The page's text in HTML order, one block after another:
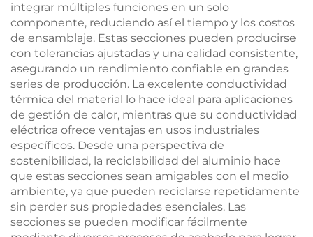
integrar múltiples funciones en un solo
componente, reduciendo así el tiempo y los costos
de ensamblaje. Estas secciones pueden producirse
con tolerancias ajustadas y una calidad consistente,
asegurando un rendimiento confiable en grandes
series de producción. La excelente conductividad
térmica del material lo hace ideal para aplicaciones
de gestión de calor, mientras que su conductividad
eléctrica ofrece ventajas en usos industriales
específicos. Desde una perspectiva de
sostenibilidad, la reciclabilidad del aluminio hace
que estas secciones sean amigables con el medio
ambiente, ya que pueden reciclarse repetidamente
sin perder sus propiedades esenciales. Las
secciones se pueden modificar fácilmente